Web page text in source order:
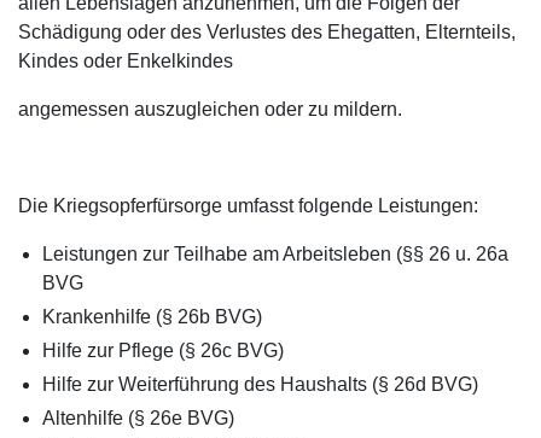
Schädigung oder des Verlustes des Ehegatten, Elternteils,
Kindes oder Enkelkindes
angemessen auszugleichen oder zu mildern.
Die Kriegsopferfürsorge umfasst folgende Leistungen:
Leistungen zur Teilhabe am Arbeitsleben (§§ 26 u. 26a
BVG
Krankenhilfe (§ 26b BVG)
Hilfe zur Pflege (§ 26c BVG)
Hilfe zur Weiterführung des Haushalts (§ 26d BVG)
Altenhilfe (§ 26e BVG)